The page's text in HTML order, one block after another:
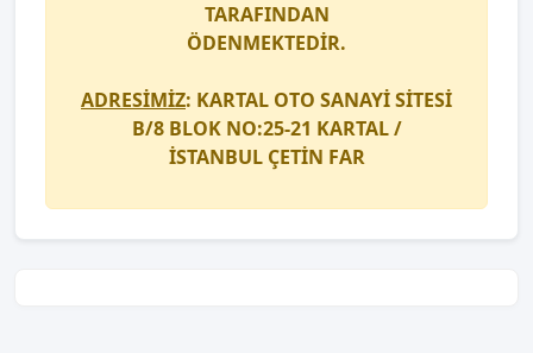
TARAFINDAN
ÖDENMEKTEDİR.
ADRESİMİZ: KARTAL OTO SANAYİ SİTESİ
B/8 BLOK NO:25-21 KARTAL /
İSTANBUL ÇETİN FAR